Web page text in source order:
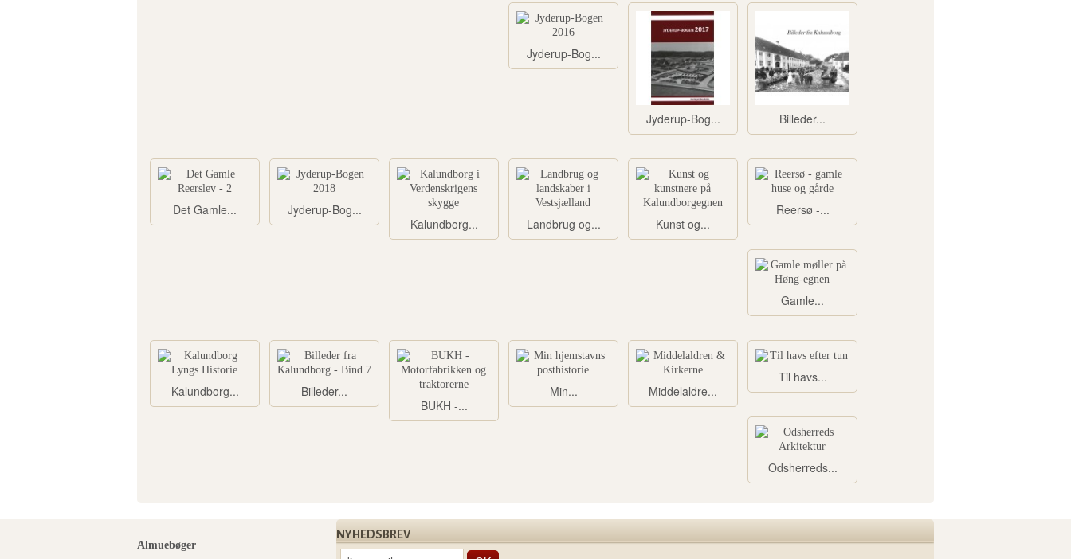
Jyderup-Bog...
Jyderup-Bog... Billeder...
Det Gamle...
Jyderup-Bog...
Kalundborg...
Landbrug og... Kunst og...
Reersø -...
Gamle...
Kalundborg...
Billeder...
BUKH -...
Min... Middelaldre...
Til havs...
Odsherreds...
Almuebøger
NYHEDSBREV